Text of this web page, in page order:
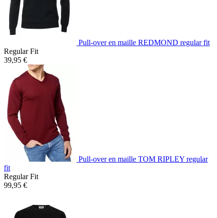
Pull-over en maille REDMOND regular fit
Regular Fit
39,95 €
Pull-over en maille TOM RIPLEY regular
fit
Regular Fit
99,95 €